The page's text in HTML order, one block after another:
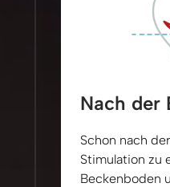
Nach der
Schon nach der
Stimulation zu
Beckenboden